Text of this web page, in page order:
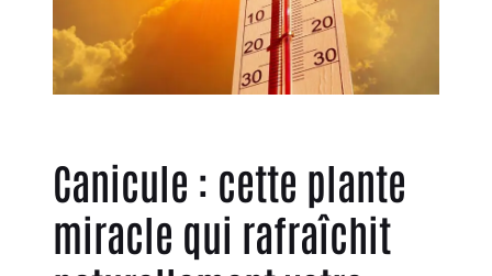
Canicule : cette plante
miracle qui rafraîchit